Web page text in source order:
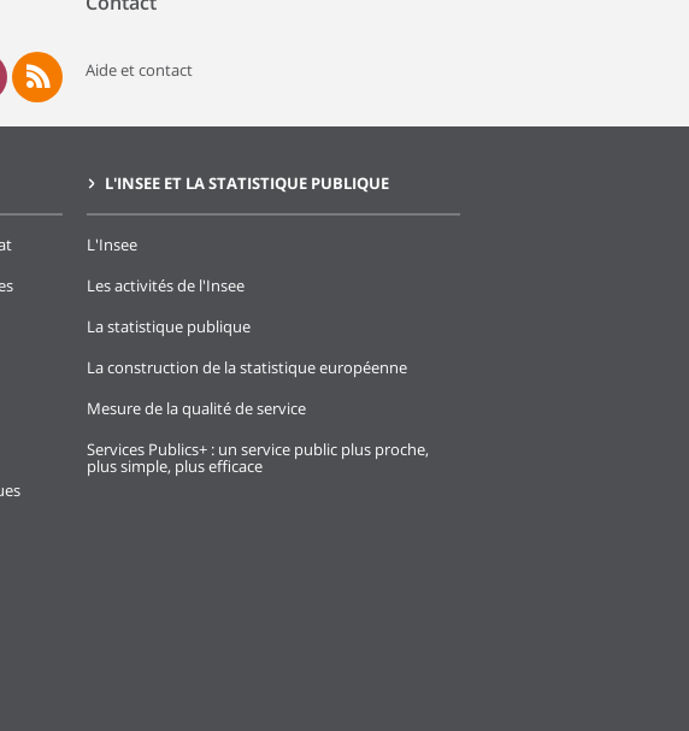
Aide et contact
L'INSEE ET LA STATISTIQUE PUBLIQUE
L'Insee
Les activités de l'Insee
La statistique publique
La construction de la statistique européenne
Mesure de la qualité de service
Services Publics+ : un service public plus proche,
plus simple, plus efficace